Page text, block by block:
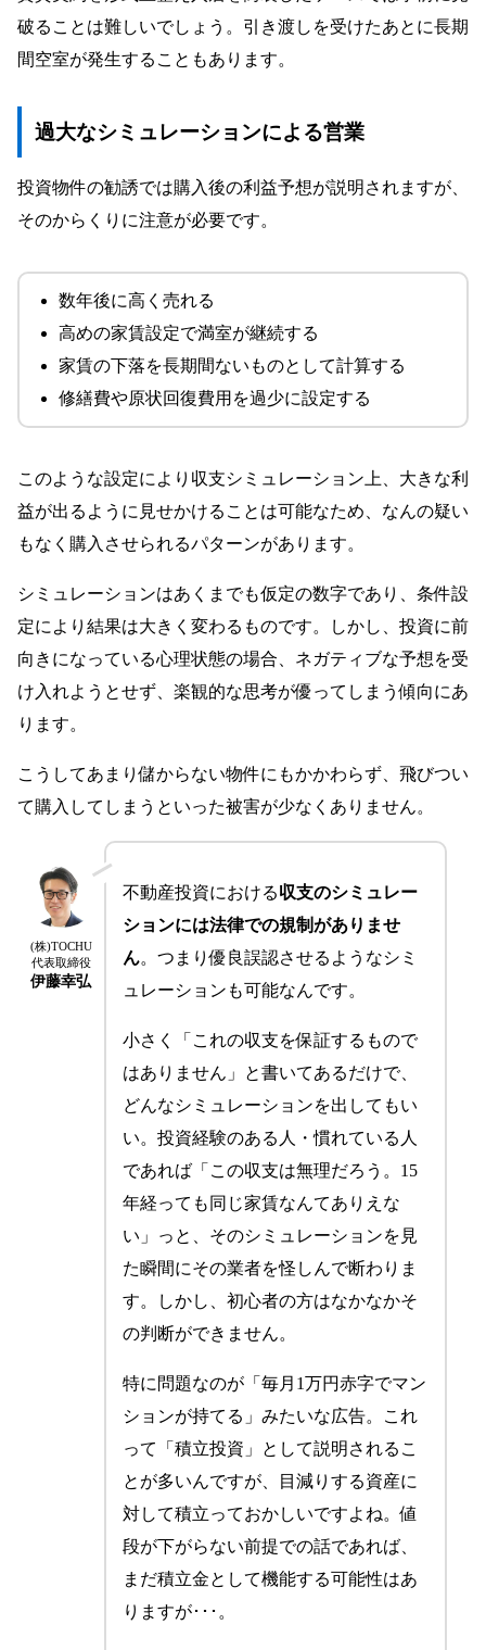
破ることは難しいでしょう。引き渡しを受けたあとに長期
間空室が発生することもあります。
過大なシミュレーションによる営業
投資物件の勧誘では購入後の利益予想が説明されますが、
そのからくりに注意が必要です。
数年後に高く売れる
高めの家賃設定で満室が継続する
家賃の下落を長期間ないものとして計算する
修繕費や原状回復費用を過少に設定する
このような設定により収支シミュレーション上、大きな利
益が出るように見せかけることは可能なため、なんの疑い
もなく購入させられるパターンがあります。
シミュレーションはあくまでも仮定の数字であり、条件設
定により結果は大きく変わるものです。しかし、投資に前
向きになっている心理状態の場合、ネガティブな予想を受
け入れようとせず、楽観的な思考が優ってしまう傾向にあ
ります。
こうしてあまり儲からない物件にもかかわらず、飛びつい
て購入してしまうといった被害が少なくありません。
(株)TOCHU
代表取締役
伊藤幸弘
不動産投資における収支のシミュレー
ションには法律での規制がありませ
ん。つまり優良誤認させるようなシミ
ュレーションも可能なんです。
小さく「これの収支を保証するもので
はありません」と書いてあるだけで、
どんなシミュレーションを出してもい
い。投資経験のある人・慣れている人
であれば「この収支は無理だろう。15
年経っても同じ家賃なんてありえな
い」っと、そのシミュレーションを見
た瞬間にその業者を怪しんで断わりま
す。しかし、初心者の方はなかなかそ
の判断ができません。
特に問題なのが「毎月1万円赤字でマン
ションが持てる」みたいな広告。これ
って「積立投資」として説明されるこ
とが多いんですが、目減りする資産に
対して積立っておかしいですよね。値
段が下がらない前提での話であれば、
まだ積立金として機能する可能性はあ
りますが･･･。